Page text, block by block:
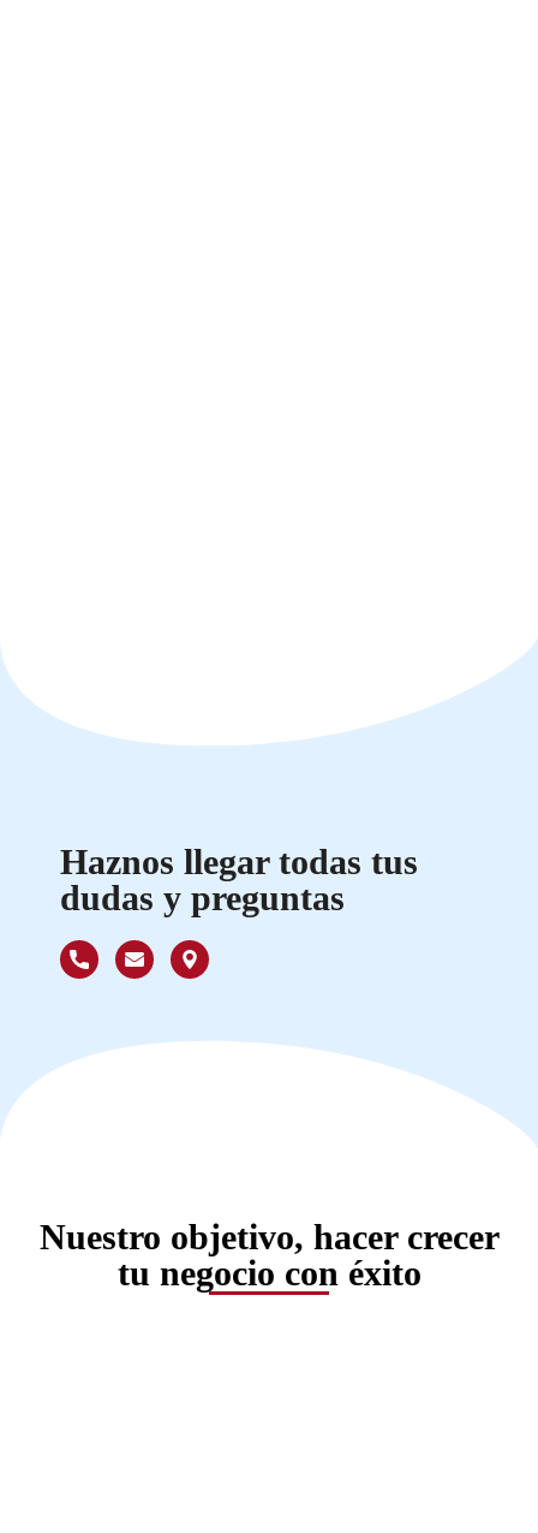
Haznos llegar todas tus
dudas y preguntas
Nuestro objetivo, hacer crecer
tu negocio con éxito